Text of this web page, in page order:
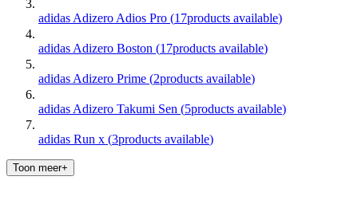
adidas Adizero Adios Pro (17products available)
adidas Adizero Boston (17products available)
adidas Adizero Prime (2products available)
adidas Adizero Takumi Sen (5products available)
adidas Run x (3products available)
Toon meer+